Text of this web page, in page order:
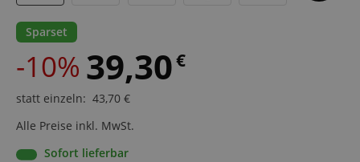
Sparset
-10% 39,30€
statt einzeln: 43,70 €
Alle Preise inkl. MwSt.
Sofort lieferbar